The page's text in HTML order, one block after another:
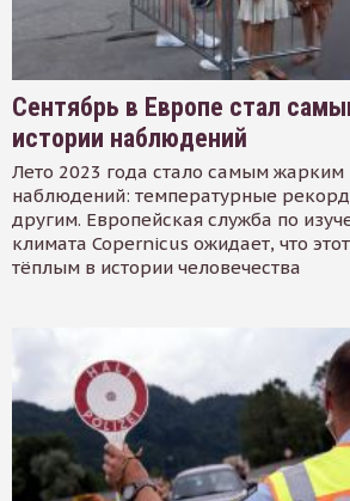
Сентябрь в Европе стал
истории наблюдений
Лето 2023 года стало самым жарким
наблюдений: температурные
другим. Европейская служба по
климата Copernicus ожидает, что
тёплым в истории человечества